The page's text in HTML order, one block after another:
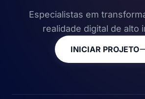
Especialistas em
realidade digital de alto
INICIAR PROJETO